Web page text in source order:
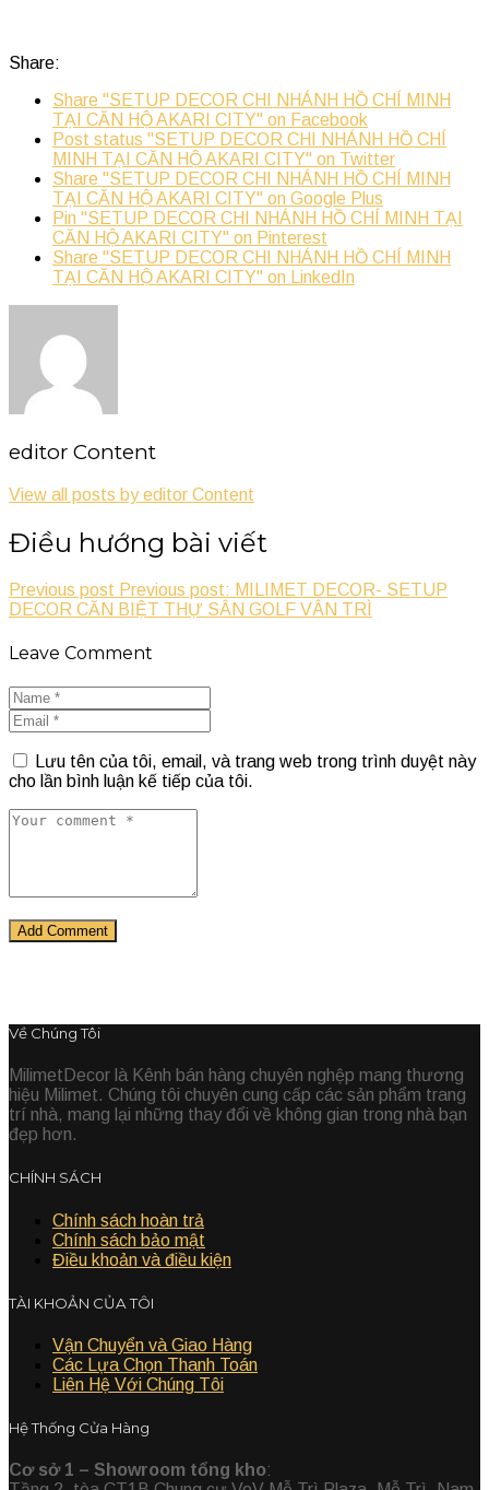
Share:
Share "SETUP DECOR CHI NHÁNH HỒ CHÍ MINH
TẠI CĂN HỘ AKARI CITY" on Facebook
Post status "SETUP DECOR CHI NHÁNH HỒ CHÍ
MINH TẠI CĂN HỘ AKARI CITY" on Twitter
Share "SETUP DECOR CHI NHÁNH HỒ CHÍ MINH
TẠI CĂN HỘ AKARI CITY" on Google Plus
Pin "SETUP DECOR CHI NHÁNH HỒ CHÍ MINH TẠI
CĂN HỘ AKARI CITY" on Pinterest
Share "SETUP DECOR CHI NHÁNH HỒ CHÍ MINH
TẠI CĂN HỘ AKARI CITY" on LinkedIn
editor Content
View all posts by editor Content
Điều hướng bài viết
Previous post Previous post: MILIMET DECOR- SETUP
DECOR CĂN BIỆT THỰ SÂN GOLF VÂN TRÌ
Leave Comment
Lưu tên của tôi, email, và trang web trong trình duyệt này
cho lần bình luận kế tiếp của tôi.
Về Chúng Tôi
MilimetDecor là Kênh bán hàng chuyên nghệp mang thương
hiệu Milimet. Chúng tôi chuyên cung cấp các sản phẩm trang
trí nhà, mang lại những thay đổi về không gian trong nhà bạn
đẹp hơn.
CHÍNH SÁCH
Chính sách hoàn trả
Chính sách bảo mật
Điều khoản và điều kiện
TÀI KHOẢN CỦA TÔI
Vận Chuyển và Giao Hàng
Các Lựa Chọn Thanh Toán
Liên Hệ Với Chúng Tôi
Hệ Thống Cửa Hàng
Cơ sở 1 – Showroom tổng kho: